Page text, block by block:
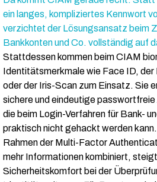
ein langes, kompliziertes Kennwort
verzichtet der Lösungsansatz beim
Bankkonten und Co. vollständig auf
Stattdessen kommen beim CIAM
Identitätsmerkmale wie Face ID, der
oder der Iris-Scan zum Einsatz. Sie
sichere und eindeutige
die beim Login-Verfahren für Bank-
praktisch nicht gehackt werden
Rahmen der Multi-Factor
mehr Informationen kombiniert,
Sicherheitskomfort bei der